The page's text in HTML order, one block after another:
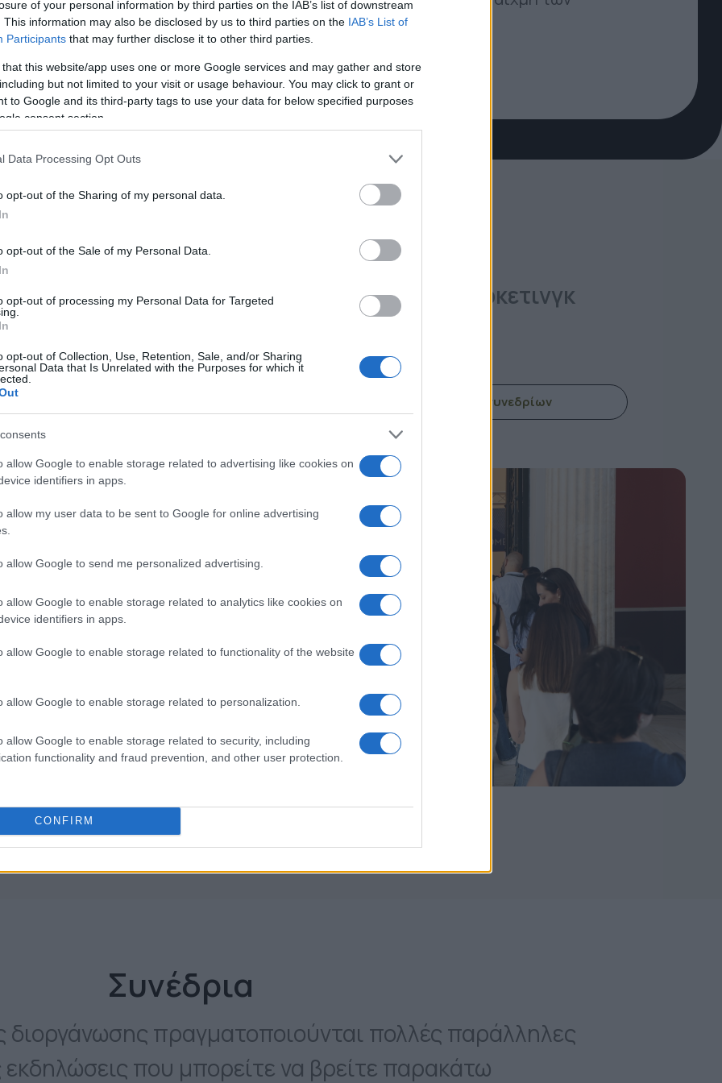
of your personal information by third parties on the IAB’s list of downstream
This information may also be disclosed by us to third parties on the IAB’s List of
Participants that may further disclose it to other third parties.
that this website/app uses one or more Google services and may gather and store
but not limited to your visit or usage behaviour. You may click to grant or
to Google and its third-party tags to use your data for below specified purposes
consent section.
Data Processing Opt Outs
opt-out of the Sharing of my personal data.
opt-out of the Sale of my Personal Data.
opt-out of processing my Personal Data for Targeted
opt-out of Collection, Use, Retention, Sale, and/or Sharing
Data that Is Unrelated with the Purposes for which it
allow Google to enable storage related to advertising like cookies on
identifiers in apps.
allow my user data to be sent to Google for online advertising
allow Google to send me personalized advertising.
allow Google to enable storage related to analytics like cookies on
identifiers in apps.
allow Google to enable storage related to functionality of the website
allow Google to enable storage related to personalization.
allow Google to enable storage related to security, including
functionality and fraud prevention, and other user protection.
CONFIRM
εξελίξεων.
το Ηλεκτρονικό Εμπόριο, το Ψηφιακό Μάρκετινγκ
Εισιτήρια συνεδρίων
για το
και τις
& επιχειρηματίες
κορυφαίων
στο Ηλεκτρονικό
"Tae Kwon Do"
Συνέδρια
διοργάνωσης πραγματοποιούνται πολλές παράλληλες
εκδηλώσεις που μπορείτε να βρείτε παρακάτω